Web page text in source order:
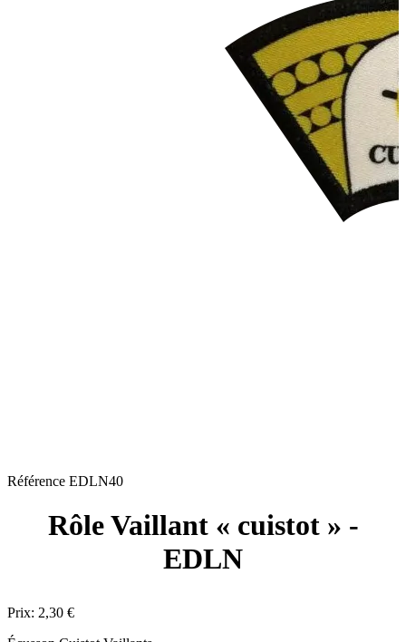
Référence EDLN40
Rôle Vaillant « cuistot » -
EDLN
Prix: 2,30 €